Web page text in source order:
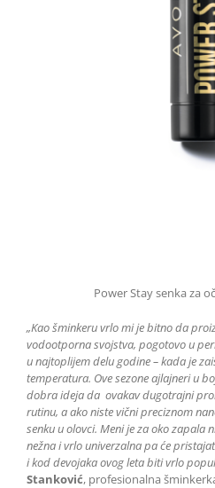
Power Stay senka za
„Kao šminkeru vrlo mi je bitno da
vodootporna svojstva, pogotovo u
u najtoplijem delu godine – kada je
temperatura. Ove sezone ajlajneri u
dobra ideja da ovakav dugotrajni
rutinu, a ako niste vični preciznom
senku u olovci. Meni je za oko zapala
nežna i vrlo univerzalna pa će
i kod devojaka ovog leta biti vrlo
Stanković, profesionalna